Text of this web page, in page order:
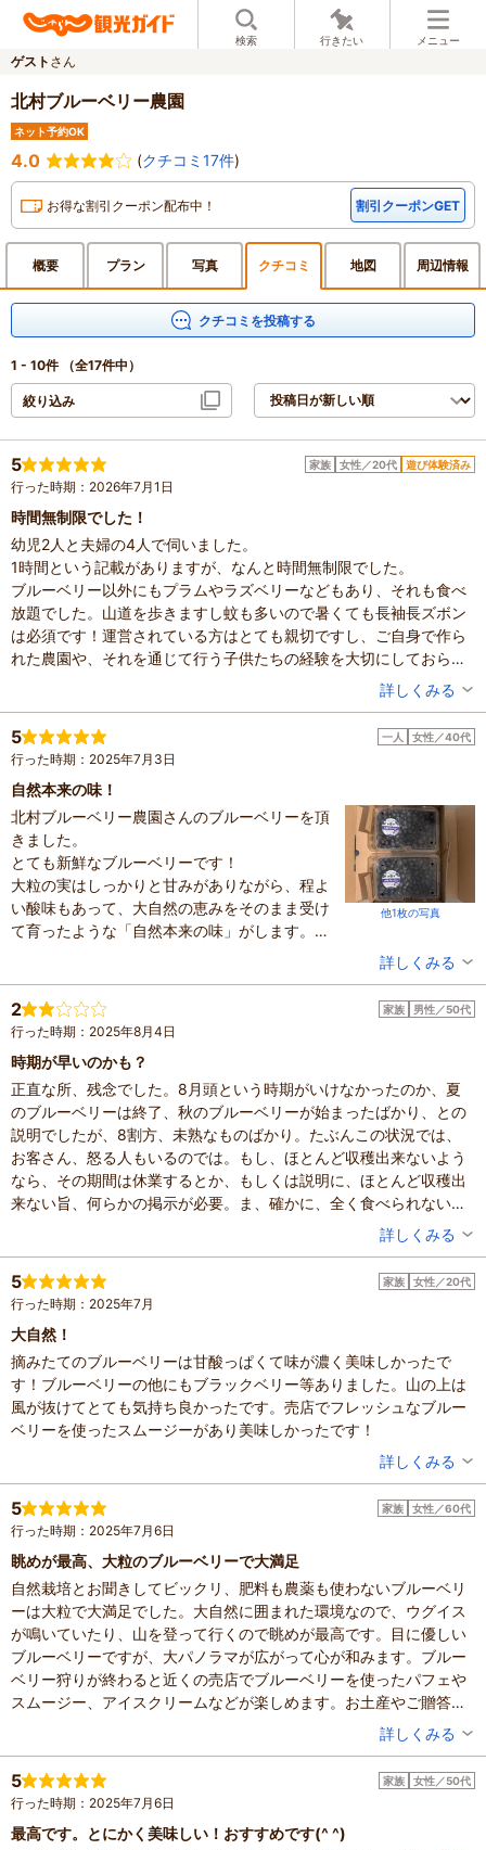
検索 行きたい メニュー
ゲスト さん
北村ブルーベリー農園
ネット予約OK
4.0 (クチコミ17件)
お得な割引クーポン配布中！ 割引クーポンGET
概要 プラン 写真 クチコミ 地図 周辺情報
クチコミを投稿する
1 - 10件 （全17件中）
絞り込み
5 家族 女性／20代 遊び体験済み
行った時期：2026年7月1日
時間無制限でした！
幼児2人と夫婦の4人で伺いました。
1時間という記載がありますが、なんと時間無制限でした。
ブルーベリー以外にもプラムやラズベリーなどもあり、それも食べ
放題でした。山道を歩きますし蚊も多いので暑くても長袖長ズボン
は必須です！運営されている方はとても親切ですし、ご自身で作ら
れた農園や、それを通じて行う子供たちの経験を大切にしておられ
他農園に比べかなりの格安ですのでトイレなどの設備は古いところ
ももちろんありますが、山や自然が好きな方にはおすすめできま
す。子供は3歳過ぎてれば自分で熟した実を見つけて楽しめるかな
と思います。
時期が少し違うだけで旬の食べられるものも少しずつ変わるような
ので、また近いうちに伺いたいと思います！
素敵な体験をありがとうございました！
滞在時間：2～3時間
人数：3人～5人
家族の内訳：お子様、配偶者
子供の年齢：0～1歳、2～3歳
投稿日：2026年7月14日
詳しくみる
5 一人 女性／40代
行った時期：2025年7月3日
自然本来の味！
他1枚の写真
北村ブルーベリー農園さんのブルーベリーを頂
きました。
とても新鮮なブルーベリーです！
大粒の実はしっかりと甘みがありながら、程よ
い酸味もあって、大自然の恵みをそのまま受け
て育ったような「自然本来の味」がします。
すが、どのように食べても風味が負けません。
ブルーベリー狩りや産直市場で見かけた方に
は、ぜひこの自然のおいしさを味わってみてほ
しいです！
滞在時間：1時間未満
設備の有無：駐車場、トイレ
投稿日：2026年7月7日
詳しくみる
2 家族 男性／50代
行った時期：2025年8月4日
時期が早いのかも？
正直な所、残念でした。8月頭という時期がいけなかったのか、夏
のブルーベリーは終了、秋のブルーベリーが始まったばかり、との
説明でしたが、8割方、未熟なものばかり。たぶんこの状況では、
お客さん、怒る人もいるのでは。もし、ほとんど収穫出来ないよう
なら、その期間は休業するとか、もしくは説明に、ほとんど収穫出
来ない旨、何らかの掲示が必要。ま、確かに、全く食べられないわ
あと、かなりの急斜面があります。幼児連れば無理かなと。山の中
にあり、蜂、蚊、蜘蛛もいます。私たちはあまり気にしませんが、
虫の嫌いな人には、厳しいかも。
ブラックベリーの食べ頃は、もっと先なのかな。全く熟していませ
んでした。
滞在時間：1～2時間
人数：3人～5人
家族の内訳：お子様、配偶者
子供の年齢：13歳以上
投稿日：2025年8月4日
詳しくみる
5 家族 女性／20代
行った時期：2025年7月
大自然！
摘みたてのブルーベリーは甘酸っぱくて味が濃く美味しかったで
す！ブルーベリーの他にもブラックベリー等ありました。山の上は
風が抜けてとても気持ち良かったです。売店でフレッシュなブルー
ベリーを使ったスムージーがあり美味しかったです！
滞在時間：1時間未満
人数：2人
家族の内訳：お子様
子供の年齢：7～12歳
投稿日：2025年7月21日
詳しくみる
5 家族 女性／60代
行った時期：2025年7月6日
眺めが最高、大粒のブルーベリーで大満足
自然栽培とお聞きしてビックリ、肥料も農薬も使わないブルーベリ
ーは大粒で大満足でした。大自然に囲まれた環境なので、ウグイス
が鳴いていたり、山を登って行くので眺めが最高です。目に優しい
ブルーベリーですが、大パノラマが広がって心が和みます。ブルー
ベリー狩りが終わると近くの売店でブルーベリーを使ったパフェや
スムージー、アイスクリームなどが楽しめます。お土産やご贈答用
のブルーベリーや、ブルーベリージャムなどを購入することもでき
ます。ご家族そろって楽しめるスポットだと思います。秋のブルー
ベリー狩りも出来るようなので、また行ってみたいです。
滞在時間：1～2時間
人数：3人～5人
家族の内訳：お子様、親・祖父母
子供の年齢：7～12歳
詳しくみる
5 家族 女性／50代
行った時期：2025年7月6日
最高です。とにかく美味しい！おすすめです(^ ^)